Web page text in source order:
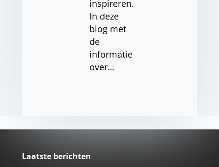
inspireren.
In deze
blog met
de
informatie
over…
Laatste berichten